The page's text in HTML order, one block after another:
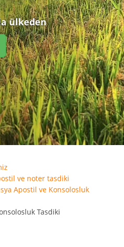
ülkeden
ve noter tasdiki
Apostil ve Konsolosluk
Tasdiki